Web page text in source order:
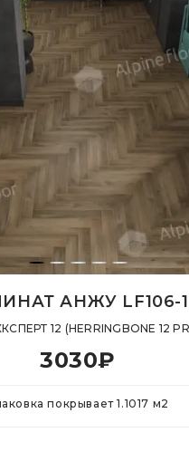
АНЖУ LF106-
12 (HERRINGBONE 12
3030₽
покрывает1.1017 м2